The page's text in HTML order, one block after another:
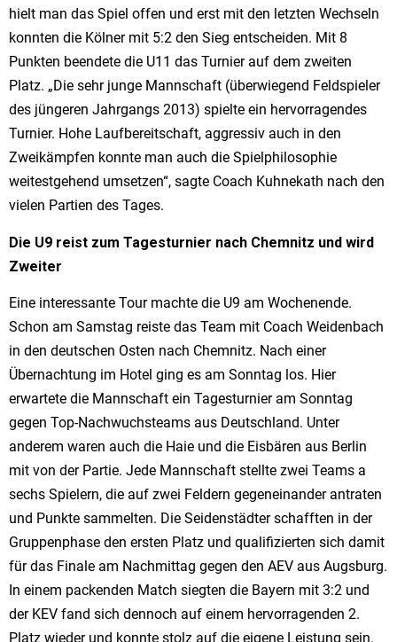
hielt man das Spiel offen und erst mit den letzten Wechseln
konnten die Kölner mit 5:2 den Sieg entscheiden. Mit 8
Punkten beendete die U11 das Turnier auf dem zweiten
Platz. „Die sehr junge Mannschaft (überwiegend Feldspieler
des jüngeren Jahrgangs 2013) spielte ein hervorragendes
Turnier. Hohe Laufbereitschaft, aggressiv auch in den
Zweikämpfen konnte man auch die Spielphilosophie
weitestgehend umsetzen“, sagte Coach Kuhnekath nach den
vielen Partien des Tages.
Die U9 reist zum Tagesturnier nach Chemnitz und wird
Zweiter
Eine interessante Tour machte die U9 am Wochenende.
Schon am Samstag reiste das Team mit Coach Weidenbach
in den deutschen Osten nach Chemnitz. Nach einer
Übernachtung im Hotel ging es am Sonntag los. Hier
erwartete die Mannschaft ein Tagesturnier am Sonntag
gegen Top-Nachwuchsteams aus Deutschland. Unter
anderem waren auch die Haie und die Eisbären aus Berlin
mit von der Partie. Jede Mannschaft stellte zwei Teams a
sechs Spielern, die auf zwei Feldern gegeneinander antraten
und Punkte sammelten. Die Seidenstädter schafften in der
Gruppenphase den ersten Platz und qualifizierten sich damit
für das Finale am Nachmittag gegen den AEV aus Augsburg.
In einem packenden Match siegten die Bayern mit 3:2 und
der KEV fand sich dennoch auf einem hervorragenden 2.
Platz wieder und konnte stolz auf die eigene Leistung sein.